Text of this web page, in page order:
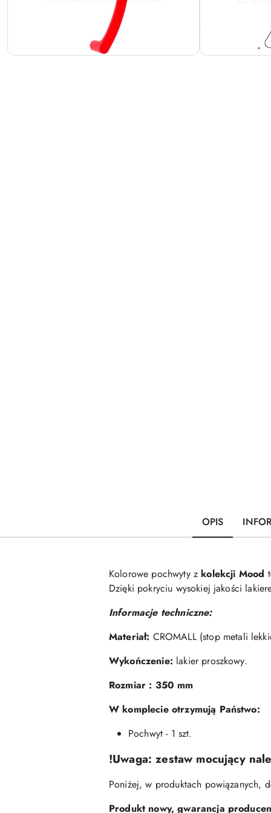
OPIS
Kolorowe pochwyty z kolekcji Mood
Dzięki pokryciu wysokiej jakości
Informacje techniczne:
Materiał: CROMALL (stop metali
Wykończenie: lakier proszkowy.
Rozmiar : 350 mm
W komplecie otrzymują Państwo:
Pochwyt - 1 szt.
!Uwaga: zestaw mocujący
Poniżej, w produktach powiązanych,
Produkt nowy, gwarancja